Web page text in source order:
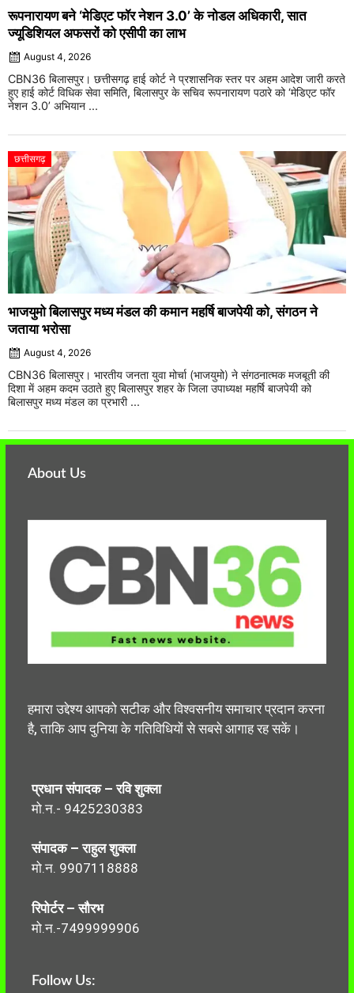
रूपनारायण बने ‘मेडिएट फॉर नेशन 3.0’ के नोडल अधिकारी, सात
ज्यूडिशियल अफसरों को एसीपी का लाभ
August 4, 2026
CBN36 बिलासपुर। छत्तीसगढ़ हाई कोर्ट ने प्रशासनिक स्तर पर अहम आदेश जारी करते
हुए हाई कोर्ट विधिक सेवा समिति, बिलासपुर के सचिव रूपनारायण पठारे को ‘मेडिएट फॉर
नेशन 3.0’ अभियान ...
छत्तीसगढ़
भाजयुमो बिलासपुर मध्य मंडल की कमान महर्षि बाजपेयी को, संगठन ने
जताया भरोसा
August 4, 2026
CBN36 बिलासपुर। भारतीय जनता युवा मोर्चा (भाजयुमो) ने संगठनात्मक मजबूती की
दिशा में अहम कदम उठाते हुए बिलासपुर शहर के जिला उपाध्यक्ष महर्षि बाजपेयी को
बिलासपुर मध्य मंडल का प्रभारी ...
About Us
हमारा उद्देश्य आपको सटीक और विश्वसनीय समाचार प्रदान करना
है, ताकि आप दुनिया के गतिविधियों से सबसे आगाह रह सकें।
प्रधान संपादक – रवि शुक्ला
मो.न.- 9425230383
संपादक – राहुल शुक्ला
मो.न. 9907118888
रिपोर्टर – सौरभ
मो.न.-7499999906
Follow Us: